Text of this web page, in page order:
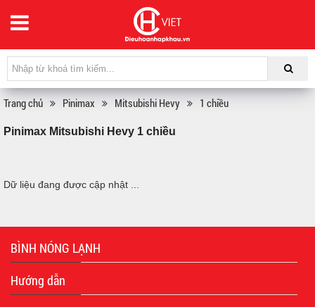
Trang chủ Pinimax Mitsubishi Hevy 1 chiều
Pinimax Mitsubishi Hevy 1 chiều
Dữ liệu đang được cập nhật ...
BÌNH NÓNG LẠNH
Hướng dẫn